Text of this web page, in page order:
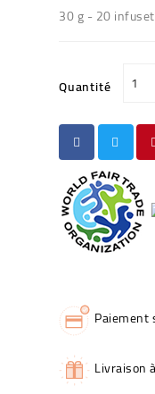
30 g - 20
Quantité
Paiement
Livraison